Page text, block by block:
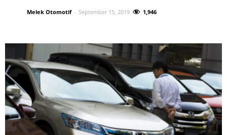
Melek Otomotif - September 15, 2019 1,946